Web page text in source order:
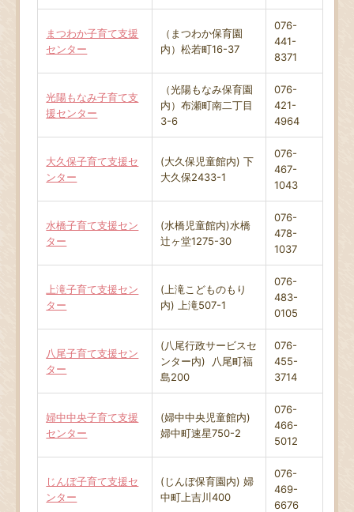
まつわか子育て支援
センター
（まつわか保育園
内）松若町16-37
076-
441-
8371
光陽もなみ子育て支
援センター
（光陽もなみ保育園
内）布瀬町南二丁目
3-6
076-
421-
4964
大久保子育て支援セ
ンター
(大久保児童館内) 下
大久保2433-1
076-
467-
1043
水橋子育て支援セン
ター
(水橋児童館内)水橋
辻ヶ堂1275-30
076-
478-
1037
上滝子育て支援セン
ター
(上滝こどものもり
内) 上滝507-1
076-
483-
0105
八尾子育て支援セン
ター
(八尾行政サービスセ
ンター内) 八尾町福
島200
076-
455-
3714
婦中中央子育て支援
センター
(婦中中央児童館内)
婦中町速星750-2
076-
466-
5012
じんぼ子育て支援セ
ンター
(じんぼ保育園内) 婦
中町上吉川400
076-
469-
6676